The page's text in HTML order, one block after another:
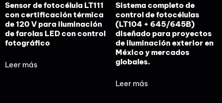
Sensor de fotocélula LT111
con certificación térmica
de 120 V para iluminación
de farolas LED con control
fotográfico
Leer más
Sistema completo de
control de fotocélulas
(LT104 + 645/645B)
diseñado para proyectos
de iluminación exterior en
México y mercados
globales.
Leer más